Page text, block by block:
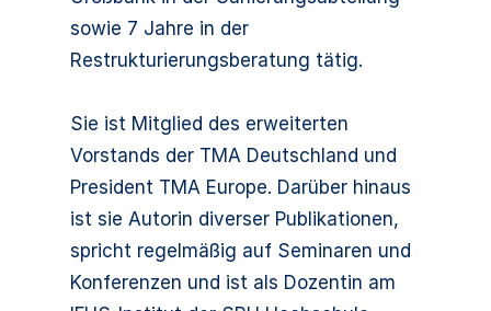
sowie 7 Jahre in der
Restrukturierungsberatung tätig.
Sie ist Mitglied des erweiterten
Vorstands der TMA Deutschland und
President TMA Europe. Darüber hinaus
ist sie Autorin diverser Publikationen,
spricht regelmäßig auf Seminaren und
Konferenzen und ist als Dozentin am